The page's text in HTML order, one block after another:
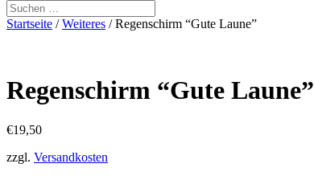
Startseite /Weiteres / Regenschirm “Gute Laune”
Regenschirm “Gute Laune”
€19,50
zzgl. Versandkosten